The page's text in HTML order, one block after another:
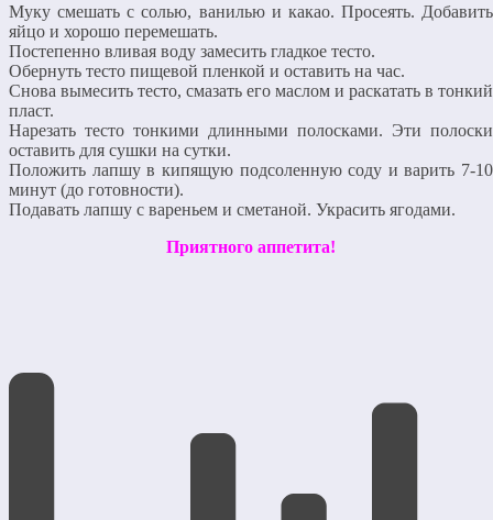
Муку смешать с солью, ванилью и какао. Просеять. Добавить
яйцо и хорошо перемешать.
Постепенно вливая воду замесить гладкое тесто.
Обернуть тесто пищевой пленкой и оставить на час.
Снова вымесить тесто, смазать его маслом и раскатать в тонкий
пласт.
Нарезать тесто тонкими длинными полосками. Эти полоски
оставить для сушки на сутки.
Положить лапшу в кипящую подсоленную соду и варить 7-10
минут (до готовности).
Подавать лапшу с вареньем и сметаной. Украсить ягодами.
Приятного аппетита!